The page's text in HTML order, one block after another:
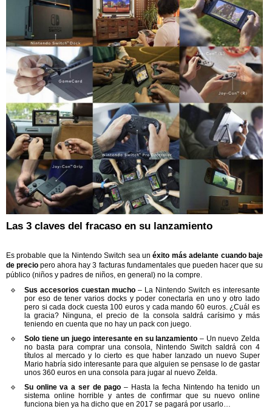
Las 3 claves del fracaso en su lanzamiento
Es probable que la Nintendo Switch sea unéxito más adelante cuando baje
de precio pero ahora hay 3 facturas fundamentales que pueden hacer que su
público (niños y padres de niños, en general) no la compre.
Sus accesorios cuestan mucho – La Nintendo Switch es interesante
por eso de tener varios docks y poder conectarla en uno y otro lado
pero si cada dock cuesta 100 euros y cada mando 60 euros. ¿Cuál es
la gracia? Ninguna, el precio de la consola saldrá carísimo y más
teniendo en cuenta que no hay un pack con juego.
Solo tiene un juego interesante en su lanzamiento – Un nuevo Zelda
no basta para comprar una consola, Nintendo Switch saldrá con 4
títulos al mercado y lo cierto es que haber lanzado un nuevo Super
Mario habría sido interesante para que alguien se pensase lo de gastar
unos 360 euros en una consola para jugar al nuevo Zelda.
Su online va a ser de pago – Hasta la fecha Nintendo ha tenido un
sistema online horrible y antes de confirmar que su nuevo online
funciona bien ya ha dicho que en 2017 se pagará por usarlo…